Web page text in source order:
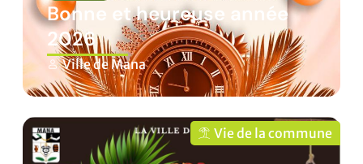
Bonne et heureuse année
2026
Ville de Mana
Vie de la commune